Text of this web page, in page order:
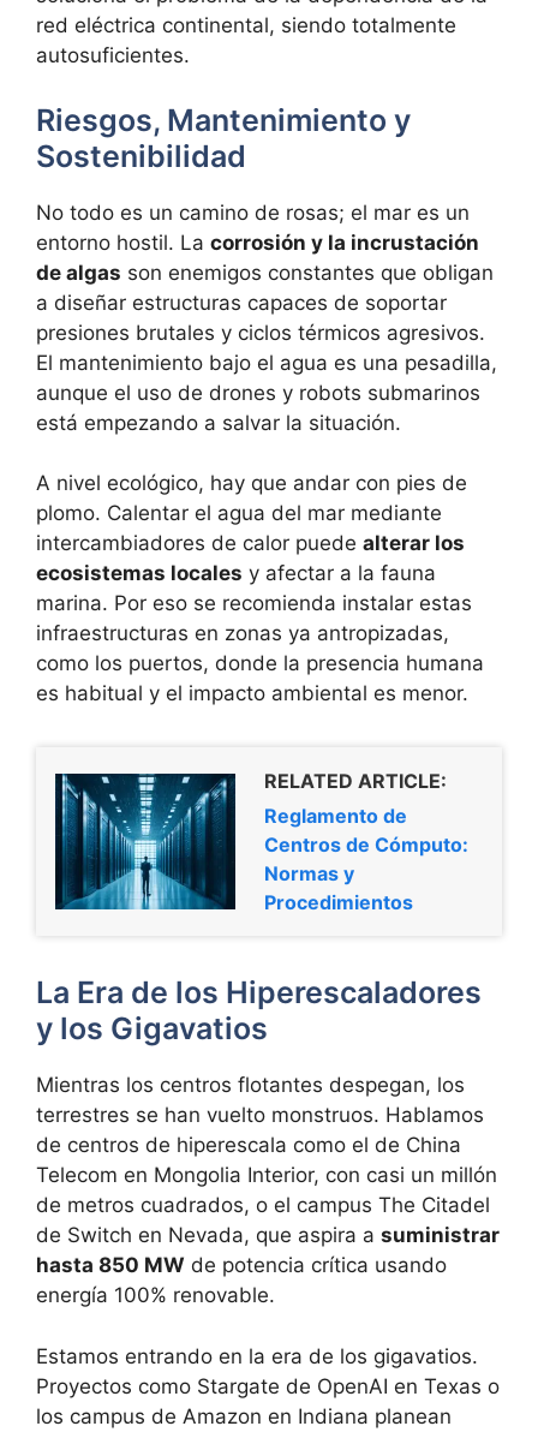
red eléctrica continental, siendo totalmente
autosuficientes.
Riesgos, Mantenimiento y
Sostenibilidad
No todo es un camino de rosas; el mar es un
entorno hostil. La corrosión y la incrustación
de algas son enemigos constantes que obligan
a diseñar estructuras capaces de soportar
presiones brutales y ciclos térmicos agresivos.
El mantenimiento bajo el agua es una pesadilla,
aunque el uso de drones y robots submarinos
está empezando a salvar la situación.
A nivel ecológico, hay que andar con pies de
plomo. Calentar el agua del mar mediante
intercambiadores de calor puede alterar los
ecosistemas locales y afectar a la fauna
marina. Por eso se recomienda instalar estas
infraestructuras en zonas ya antropizadas,
como los puertos, donde la presencia humana
es habitual y el impacto ambiental es menor.
RELATED ARTICLE:
Reglamento de
Centros de Cómputo:
Normas y
Procedimientos
La Era de los Hiperescaladores
y los Gigavatios
Mientras los centros flotantes despegan, los
terrestres se han vuelto monstruos. Hablamos
de centros de hiperescala como el de China
Telecom en Mongolia Interior, con casi un millón
de metros cuadrados, o el campus The Citadel
de Switch en Nevada, que aspira a suministrar
hasta 850 MW de potencia crítica usando
energía 100% renovable.
Estamos entrando en la era de los gigavatios.
Proyectos como Stargate de OpenAI en Texas o
los campus de Amazon en Indiana planean